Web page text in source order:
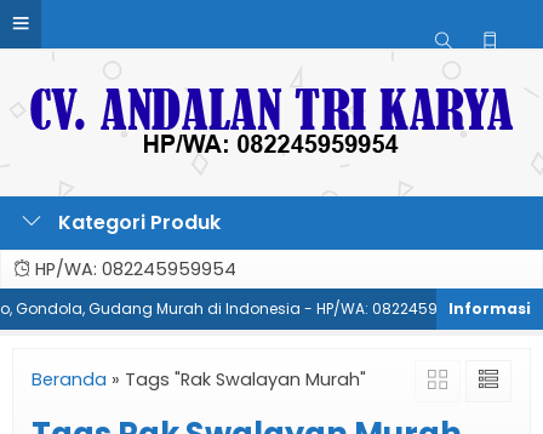
Kategori Produk
HP/WA: 082245959954
Gondola, Gudang Murah di Indonesia - HP/WA: 082245959954
Beranda » Tags "Rak Swalayan Murah"